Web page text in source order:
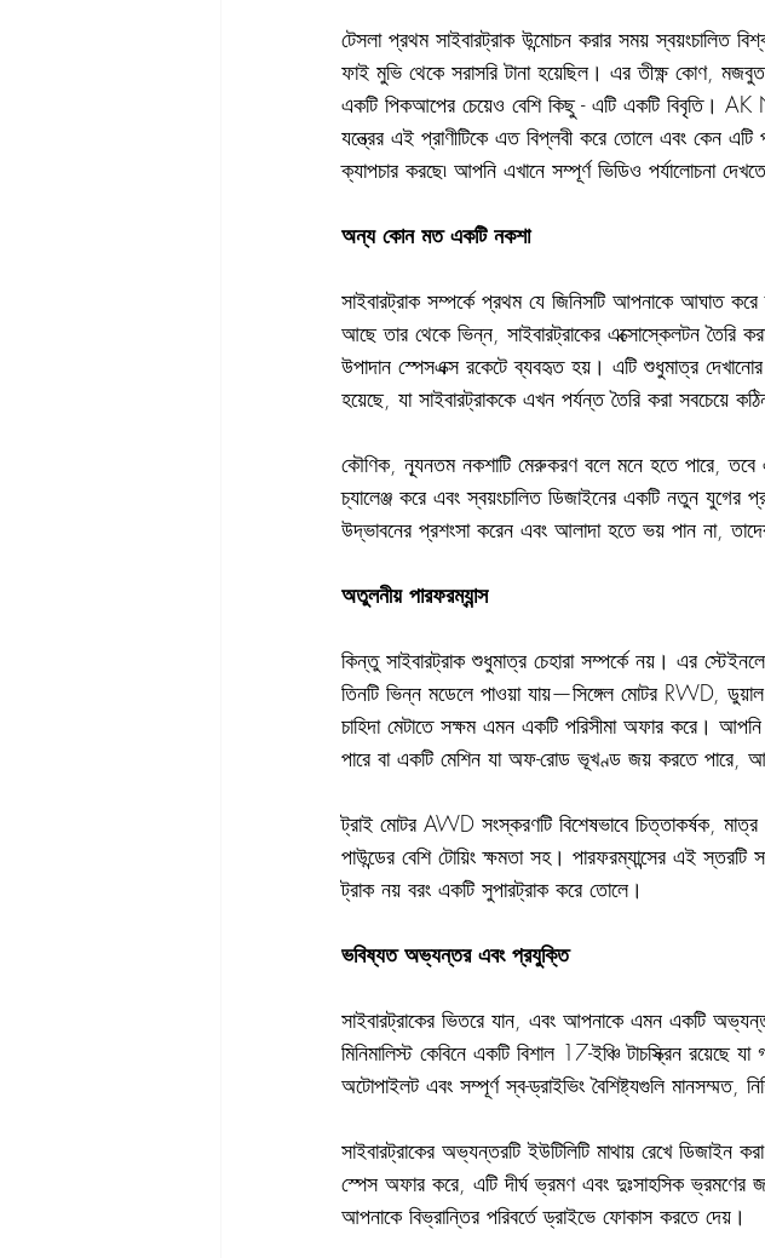
টেসলা প্রথম সাইবারট্রাক উন্মোচন করার সময় স্বয়ংচালিত
ফাই মুভি থেকে সরাসরি টানা হয়েছিল। এর তীক্ষ্ণ কোণ,
একটি পিকআপের চেয়েও বেশি কিছু - এটি একটি বিবৃতি।
যন্ত্রের এই প্রাণীটিকে এত বিপ্লবী করে তোলে এবং কেন এটি
ক্যাপচার করছে৷ আপনি এখানে সম্পূর্ণ ভিডিও পর্যালোচনা
অন্য কোন মত একটি নকশা
সাইবারট্রাক সম্পর্কে প্রথম যে জিনিসটি আপনাকে আঘাত
আছে তার থেকে ভিন্ন, সাইবারট্রাকের এক্সোস্কেলটন তৈরি
উপাদান স্পেসএক্স রকেটে ব্যবহৃত হয়। এটি শুধুমাত্র
হয়েছে, যা সাইবারট্রাককে এখন পর্যন্ত তৈরি করা সবচেয়ে
কৌণিক, ন্যূনতম নকশাটি মেরুকরণ বলে মনে হতে পারে, তবে
চ্যালেঞ্জ করে এবং স্বয়ংচালিত ডিজাইনের একটি নতুন যুগের
উদ্ভাবনের প্রশংসা করেন এবং আলাদা হতে ভয় পান না,
অতুলনীয় পারফরম্যান্স
কিন্তু সাইবারট্রাক শুধুমাত্র চেহারা সম্পর্কে নয়। এর
তিনটি ভিন্ন মডেলে পাওয়া যায়—সিঙ্গেল মোটর RWD,
চাহিদা মেটাতে সক্ষম এমন একটি পরিসীমা অফার করে।
পারে বা একটি মেশিন যা অফ-রোড ভূখণ্ড জয় করতে পারে,
ট্রাই মোটর AWD সংস্করণটি বিশেষভাবে চিত্তাকর্ষক,
পাউন্ডের বেশি টোয়িং ক্ষমতা সহ। পারফরম্যান্সের এই
ট্রাক নয় বরং একটি সুপারট্রাক করে তোলে।
ভবিষ্যত অভ্যন্তর এবং প্রযুক্তি
সাইবারট্রাকের ভিতরে যান, এবং আপনাকে এমন একটি
মিনিমালিস্ট কেবিনে একটি বিশাল 17-ইঞ্চি টাচস্ক্রিন রয়েছে
অটোপাইলট এবং সম্পূর্ণ স্ব-ড্রাইভিং বৈশিষ্ট্যগুলি মানসম্মত,
সাইবারট্রাকের অভ্যন্তরটি ইউটিলিটি মাথায় রেখে
স্পেস অফার করে, এটি দীর্ঘ ভ্রমণ এবং দুঃসাহসিক
আপনাকে বিভ্রান্তির পরিবর্তে ড্রাইভে ফোকাস করতে দেয়।